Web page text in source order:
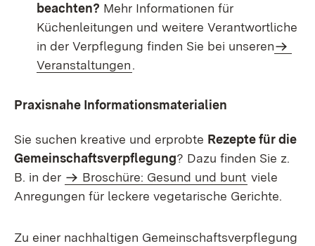
beachten? Mehr Informationen für
Küchenleitungen und weitere Verantwortliche
in der Verpflegung finden Sie bei unseren
Veranstaltungen.
Praxisnahe Informationsmaterialien
Sie suchen kreative und erprobte Rezepte für die
Gemeinschaftsverpflegung? Dazu finden Sie z.
B. in der
Broschüre: Gesund und bunt viele
Anregungen für leckere vegetarische Gerichte.
Zu einer nachhaltigen Gemeinschaftsverpflegung